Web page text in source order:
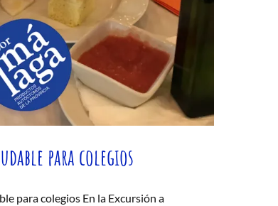
para colegios
para colegios En la Excursión a